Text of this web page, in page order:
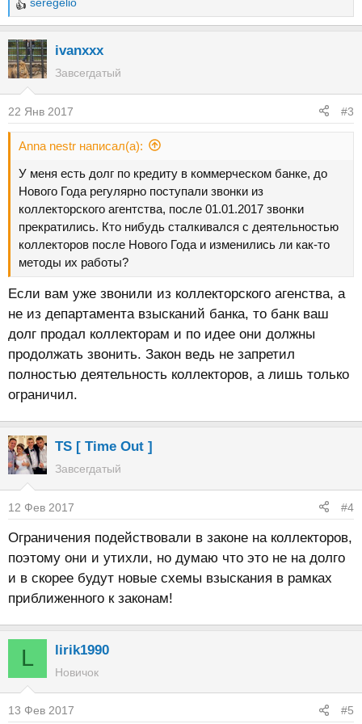
Р
е
а
к
ц
и
и
:
ivanxxx
Завсегдатый
22 Янв 2017 #3
Anna nestr написал(а):
У меня есть долг по кредиту в коммерческом банке, до
Нового Года регулярно поступали звонки из
коллекторского агентства, после 01.01.2017 звонки
прекратились. Кто нибудь сталкивался с деятельностью
коллекторов после Нового Года и изменились ли как-то
методы их работы?
Если вам уже звонили из коллекторского агенства, а
не из департамента взысканий банка, то банк ваш
долг продал коллекторам и по идее они должны
продолжать звонить. Закон ведь не запретил
полностью деятельность коллекторов, а лишь только
ограничил.
TS [ Time Out ]
Завсегдатый
12 Фев 2017 #4
Ограничения подействовали в законе на коллекторов,
поэтому они и утихли, но думаю что это не на долго
и в скорее будут новые схемы взыскания в рамках
приближенного к законам!
L lirik1990
Новичок
13 Фев 2017 #5